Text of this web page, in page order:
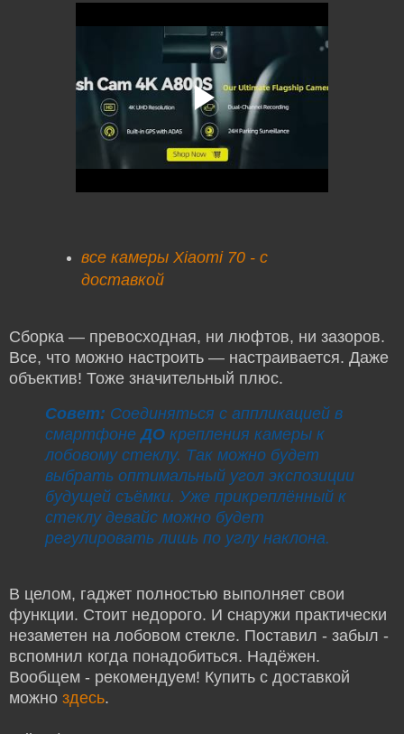
все камеры Xiaomi 70 - с
доставкой
Сборка — превосходная, ни люфтов, ни зазоров.
Все, что можно настроить — настраивается. Даже
объектив! Тоже значительный плюс.
Совет: Соединяться с аппликацией в
смартфонеДО крепления камеры к
лобовому стеклу. Так можно будет
выбрать оптимальный угол экспозиции
будущей съёмки. Уже прикреплённый к
стеклу девайс можно будет
регулировать лишь по углу наклона.
В целом, гаджет полностью выполняет свои
функции. Стоит недорого. И снаружи практически
незаметен на лобовом стекле. Поставил - забыл -
вспомнил когда понадобиться. Надёжен.
Вообщем - рекомендуем! Купить с доставкой
можно здесь.